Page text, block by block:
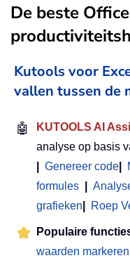
De beste
Kutools voor
vallen tussen de
🤖 KUTOOLS AI
analyse op basis
Genereer code
formules
grafieken
Roep
Populaire
waarden markeren